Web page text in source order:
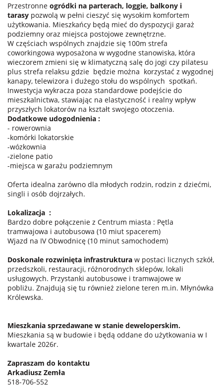
Przestronne ogródki na parterach, loggie, balkony i
tarasy pozwolą w pełni cieszyć się wysokim komfortem
użytkowania. Mieszkańcy będą mieć do dyspozycji garaż
podziemny oraz miejsca postojowe zewnętrzne.
W częściach wspólnych znajdzie się 100m strefa
coworkingowa wyposażona w wygodne stanowiska, która
wieczorem zmieni się w klimatyczną salę do jogi czy pilatesu
plus strefa relaksu gdzie będzie można korzystać z wygodnej
kanapy, telewizora i dużego stołu do wspólnych spotkań.
Inwestycja wykracza poza standardowe podejście do
mieszkalnictwa, stawiając na elastyczność i realny wpływ
przyszłych lokatorów na kształt swojego otoczenia.
Dodatkowe udogodnienia :
- rowerownia
-komórki lokatorskie
-wózkownia
-zielone patio
-miejsca w garażu podziemnym
Oferta idealna zarówno dla młodych rodzin, rodzin z dziećmi,
singli i osób dojrzałych.
Lokalizacja :
Bardzo dobre połączenie z Centrum miasta : Pętla
tramwajowa i autobusowa (10 miut spacerem)
Wjazd na IV Obwodnicę (10 minut samochodem)
Doskonale rozwinięta infrastruktura w postaci licznych szkół,
przedszkoli, restauracji, różnorodnych sklepów, lokali
usługowych. Przystanki autobusowe i tramwajowe w
pobliżu. Znajdują się tu również zielone teren m.in. Młynówka
Królewska.
Mieszkania sprzedawane w stanie deweloperskim.
Mieszkania są w budowie i będą oddane do użytkowania w I
kwartale 2026r.
Zapraszam do kontaktu
Arkadiusz Zemła
518-706-552